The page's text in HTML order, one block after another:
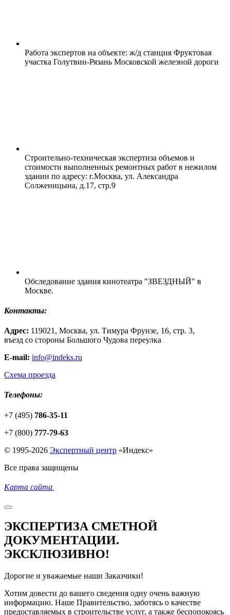
Работа экспертов на объекте: ж/д станция Фруктовая
участка Голутвин-Рязань Московской железной дороги
Строительно-техническая экспертиза объемов и
стоимости выполненных ремонтных работ в нежилом
здании по адресу: г.Москва, ул. Александра
Солженицына, д.17, стр.9
Обследование здания кинотеатра "ЗВЕЗДНЫЙ" в
Москве.
Контакты:
Адрес: 119021, Москва, ул. Тимура Фрунзе, 16, стр. 3,
въезд со стороны Большого Чудова переулка
E-mail: info@indeks.ru
Схема проезда
Телефоны:
+7 (495) 786-35-11
+7 (800) 777-79-63
© 1995-2026 Экспертный центр «Индекс»
Все права защищены
Карта сайта
ЭКСПЕРТИЗА СМЕТНОЙ
ДОКУМЕНТАЦИИ.
ЭКСКЛЮЗИВНО!
Дорогие и уважаемые наши Заказчики!
Хотим довести до вашего сведения одну очень важную
информацию. Наше Правительство, заботясь о качестве
предоставляемых в строительстве услуг, а также беспопокоясь